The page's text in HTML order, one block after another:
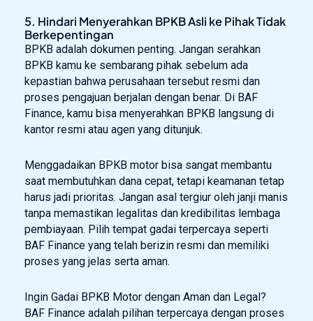
5. Hindari Menyerahkan BPKB Asli ke Pihak Tidak
Berkepentingan
BPKB adalah dokumen penting. Jangan serahkan
BPKB kamu ke sembarang pihak sebelum ada
kepastian bahwa perusahaan tersebut resmi dan
proses pengajuan berjalan dengan benar. Di BAF
Finance, kamu bisa menyerahkan BPKB langsung di
kantor resmi atau agen yang ditunjuk.
Menggadaikan BPKB motor bisa sangat membantu
saat membutuhkan dana cepat, tetapi keamanan tetap
harus jadi prioritas. Jangan asal tergiur oleh janji manis
tanpa memastikan legalitas dan kredibilitas lembaga
pembiayaan. Pilih tempat gadai terpercaya seperti
BAF Finance yang telah berizin resmi dan memiliki
proses yang jelas serta aman.
Ingin Gadai BPKB Motor dengan Aman dan Legal?
BAF Finance adalah pilihan terpercaya dengan proses